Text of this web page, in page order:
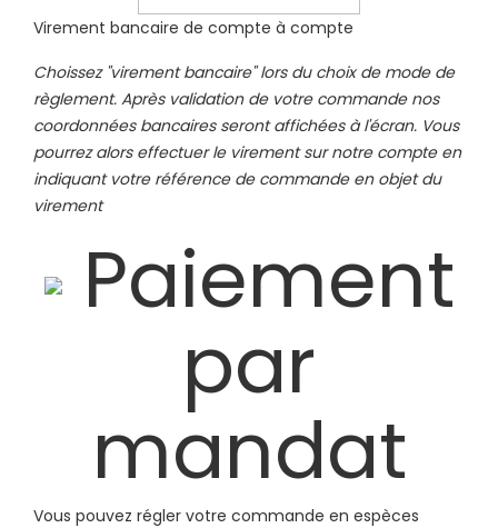
Virement bancaire de compte à compte
Choissez "virement bancaire" lors du choix de mode de
règlement. Après validation de votre commande nos
coordonnées bancaires seront affichées à l'écran. Vous
pourrez alors effectuer le virement sur notre compte en
indiquant votre référence de commande en objet du
virement
Paiement
par
mandat
Vous pouvez régler votre commande en espèces